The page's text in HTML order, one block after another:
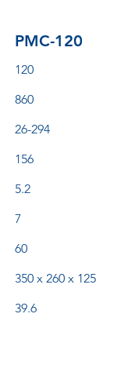
PMC-120
120
860
26-294
156
5.2
7
60
350 x 260 x 125
39.6